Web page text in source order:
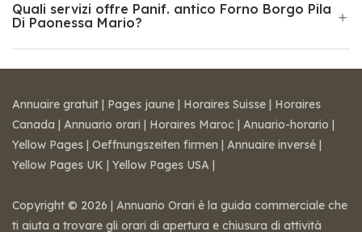
Quali servizi offre Panif. antico Forno Borgo Pila
Di Paonessa Mario?
Annuaire gratuit | Pages jaune | Horaires Suisse | Horaires
Canada | Annuario orari | Horaires Maroc | Anuario-horario |
Yellow Pages | Oeffnungszeiten firmen | Annuaire inversé |
Yellow Pages UK | Yellow Pages USA |
Copyright © 2026 | Annuario Orari è la guida commerciale che
ti aiuta a trovare gli orari di apertura e chiusura di attività